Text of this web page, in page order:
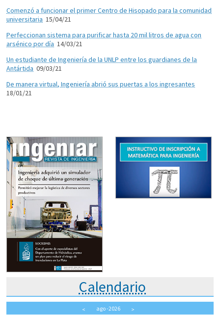
Comenzó a funcionar el primer Centro de Hisopado para la comunidad
universitaria 15/04/21
Perfeccionan sistema para purificar hasta 20 mil litros de agua con
arsénico por día 14/03/21
Un estudiante de Ingeniería de la UNLP entre los guardianes de la
Antártida 09/03/21
De manera virtual, Ingeniería abrió sus puertas a los ingresantes
18/01/21
Calendario
< ago-2026 >